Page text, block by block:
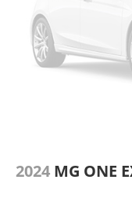
2024 MG ONE